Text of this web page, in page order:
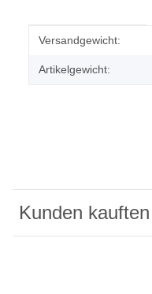
Produkteigenschaft
Wert
Versandgewicht:
Artikelgewicht:
Kunden